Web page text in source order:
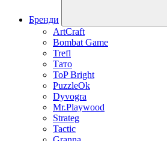
Бренди
ArtCraft
Bombat Game
Trefl
Тато
ToP Bright
PuzzleOk
Dyvogra
Mr.Playwood
Strateg
Tactic